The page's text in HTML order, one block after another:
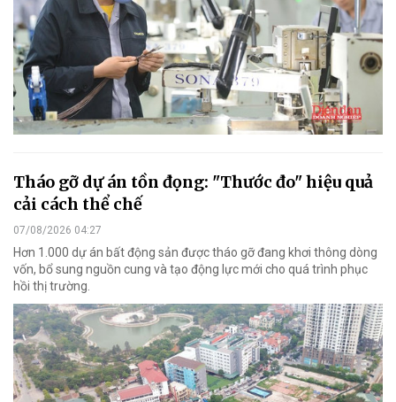
Tháo gỡ dự án tồn đọng: "Thước đo" hiệu quả
cải cách thể chế
07/08/2026 04:27
Hơn 1.000 dự án bất động sản được tháo gỡ đang khơi thông dòng
vốn, bổ sung nguồn cung và tạo động lực mới cho quá trình phục
hồi thị trường.